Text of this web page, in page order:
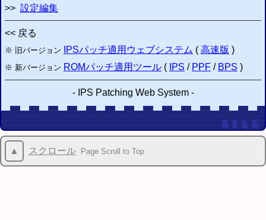
>> 設定編集
<< 戻る
※ 旧バージョン IPSパッチ適用ウェブシステム ( 高速版 )
※ 新バージョン ROMパッチ適用ツール ( IPS / PPF / BPS )
- IPS Patching Web System-
▲ スクロール Page Scroll to Top